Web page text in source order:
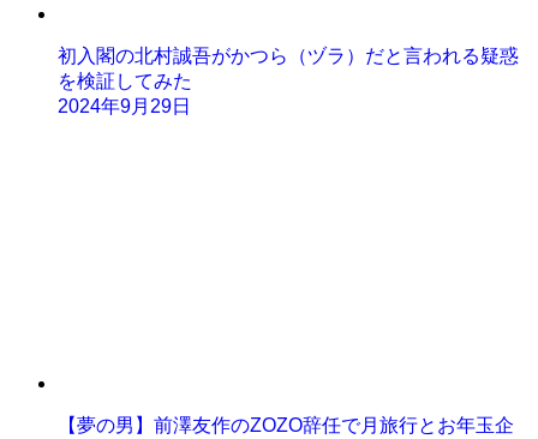
初入閣の北村誠吾がかつら（ヅラ）だと言われる疑惑
を検証してみた
2024年9月29日
【夢の男】前澤友作のZOZO辞任で月旅行とお年玉企